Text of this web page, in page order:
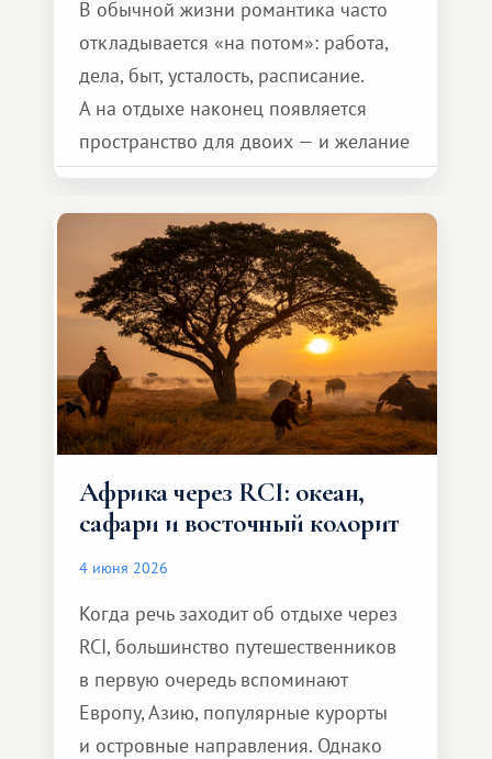
В обычной жизни романтика часто
откладывается «на потом»: работа,
дела, быт, усталость, расписание.
А на отдыхе наконец появляется
пространство для двоих — и желание
сделать для близкого человека что-то
особенное. Не обязательно
масштабное, но тёплое
и запоминающееся :)
Африка через RCI: океан,
сафари и восточный колорит
4 июня 2026
Когда речь заходит об отдыхе через
RCI, большинство путешественников
в первую очередь вспоминают
Европу, Азию, популярные курорты
и островные направления. Однако